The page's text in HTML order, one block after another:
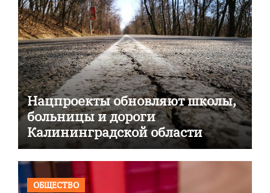
Нацпроекты обновляют школы,
больницы и дороги
Калининградской области
ОБЩЕСТВО